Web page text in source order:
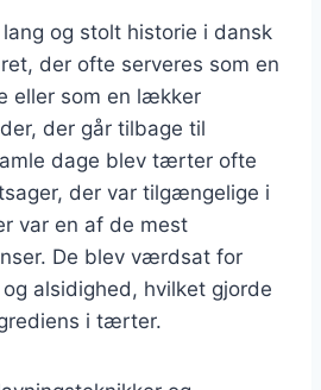
og stolt historie i dansk
der ofte serveres som en
eller som en lækker
der går tilbage til
dage blev tærter ofte
der var tilgængelige i
var en af de mest
De blev værdsat for
alsidighed, hvilket gjorde
i tærter.